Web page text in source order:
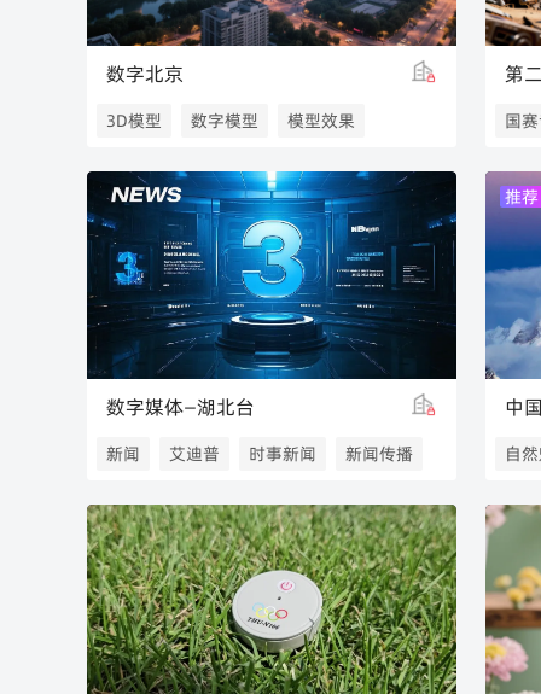
数字北京
3D模型 数字模型
模型效果
3D中国
国
全
数字媒体—湖北台
新闻 艾迪普 时事新闻 新闻传播
推荐
中
自
中